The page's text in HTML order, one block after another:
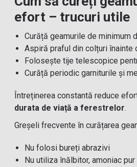
efort – trucuri utile
Curăță geamurile de minimum
Aspiră praful din colțuri înainte
Folosește tije telescopice
Curăță periodic garniturile și
Întreținerea constantă reduce
durata de viață a ferestrelor.
Greșeli frecvente în curățarea
Nu folosi bureți abrazivi
Nu utiliza înălbitor, amoniac